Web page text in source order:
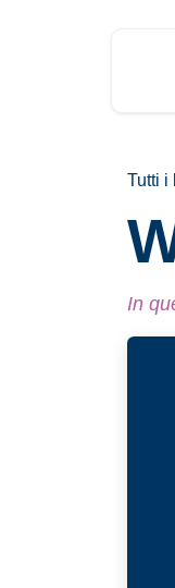
Tutti i
In